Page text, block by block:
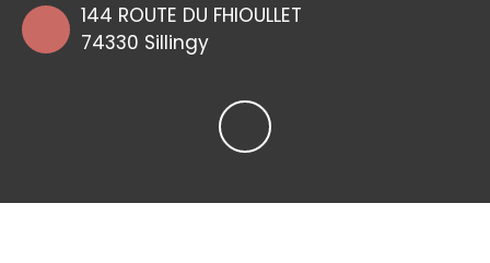
144 ROUTE DU FHIOULLET
74330 Sillingy